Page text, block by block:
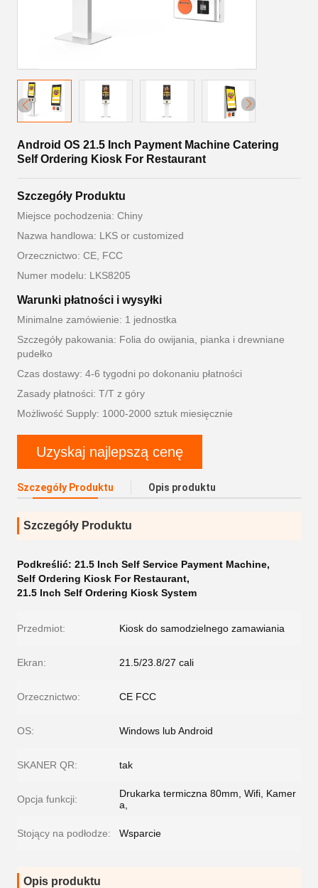
Android OS 21.5 Inch Payment Machine Catering
Self Ordering Kiosk For Restaurant
Szczegóły Produktu
Miejsce pochodzenia: Chiny
Nazwa handlowa: LKS or customized
Orzecznictwo: CE, FCC
Numer modelu: LKS8205
Warunki płatności i wysyłki
Minimalne zamówienie: 1 jednostka
Szczegóły pakowania: Folia do owijania, pianka i drewniane
pudełko
Czas dostawy: 4-6 tygodni po dokonaniu płatności
Zasady płatności: T/T z góry
Możliwość Supply: 1000-2000 sztuk miesięcznie
Uzyskaj najlepszą cenę
Szczegóły Produktu Opis produktu
Szczegóły Produktu
Podkreślić: 21.5 Inch Self Service Payment Machine,
Self Ordering Kiosk For Restaurant,
21.5 Inch Self Ordering Kiosk System
Przedmiot: Kiosk do samodzielnego zamawiania
Ekran: 21.5/23.8/27 cali
Orzecznictwo: CE FCC
OS: Windows lub Android
SKANER QR: tak
Opcja funkcji:
Drukarka termiczna 80mm, Wifi, Kamer
a,
Stojący na podłodze: Wsparcie
Opis produktu